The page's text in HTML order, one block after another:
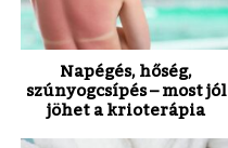
Napégés, hőség,
szúnyogcsípés – most jól
jöhet a krioterápia